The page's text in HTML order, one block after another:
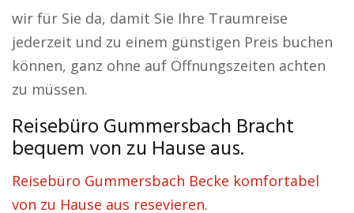
wir für Sie da, damit Sie Ihre Traumreise
jederzeit und zu einem günstigen Preis buchen
können, ganz ohne auf Öffnungszeiten achten
zu müssen.
Reisebüro Gummersbach Bracht
bequem von zu Hause aus.
Reisebüro Gummersbach Becke komfortabel
von zu Hause aus resevieren.